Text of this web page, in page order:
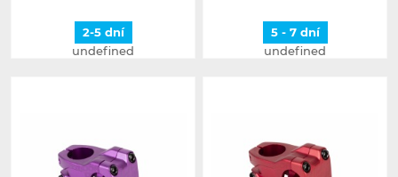
2-5 dní
undefined
5 - 7 dní
undefined